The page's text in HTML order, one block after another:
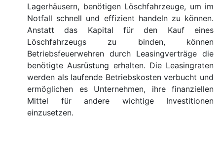
Lagerhäusern, benötigen Löschfahrzeuge, um im
Notfall schnell und effizient handeln zu können.
Anstatt das Kapital für den Kauf eines
Löschfahrzeugs zu binden, können
Betriebsfeuerwehren durch Leasingverträge die
benötigte Ausrüstung erhalten. Die Leasingraten
werden als laufende Betriebskosten verbucht und
ermöglichen es Unternehmen, ihre finanziellen
Mittel für andere wichtige Investitionen
einzusetzen.